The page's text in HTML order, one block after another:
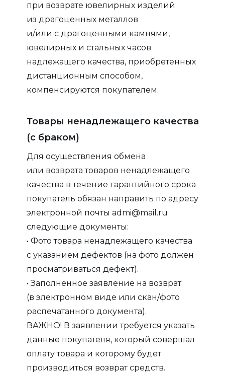
при возврате ювелирных изделий
из драгоценных металлов
и/или с драгоценными камнями,
ювелирных и стальных часов
надлежащего качества, приобретенных
дистанционным способом,
компенсируются покупателем.
Товары ненадлежащего качества
(с браком)
Для осуществления обмена
или возврата товаров ненадлежащего
качества в течение гарантийного срока
покупатель обязан направить по адресу
электронной почты admi@mail.ru
следующие документы:
• Фото товара ненадлежащего качества
с указанием дефектов (на фото должен
просматриваться дефект).
• Заполненное заявление на возврат
(в электронном виде или скан/фото
распечатанного документа).
ВАЖНО! В заявлении требуется указать
данные покупателя, который совершал
оплату товара и которому будет
производиться возврат средств.